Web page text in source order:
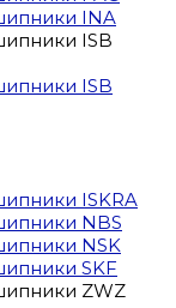
INA
ISB
ISB
ISKRA
NBS
NSK
SKF
ZWZ